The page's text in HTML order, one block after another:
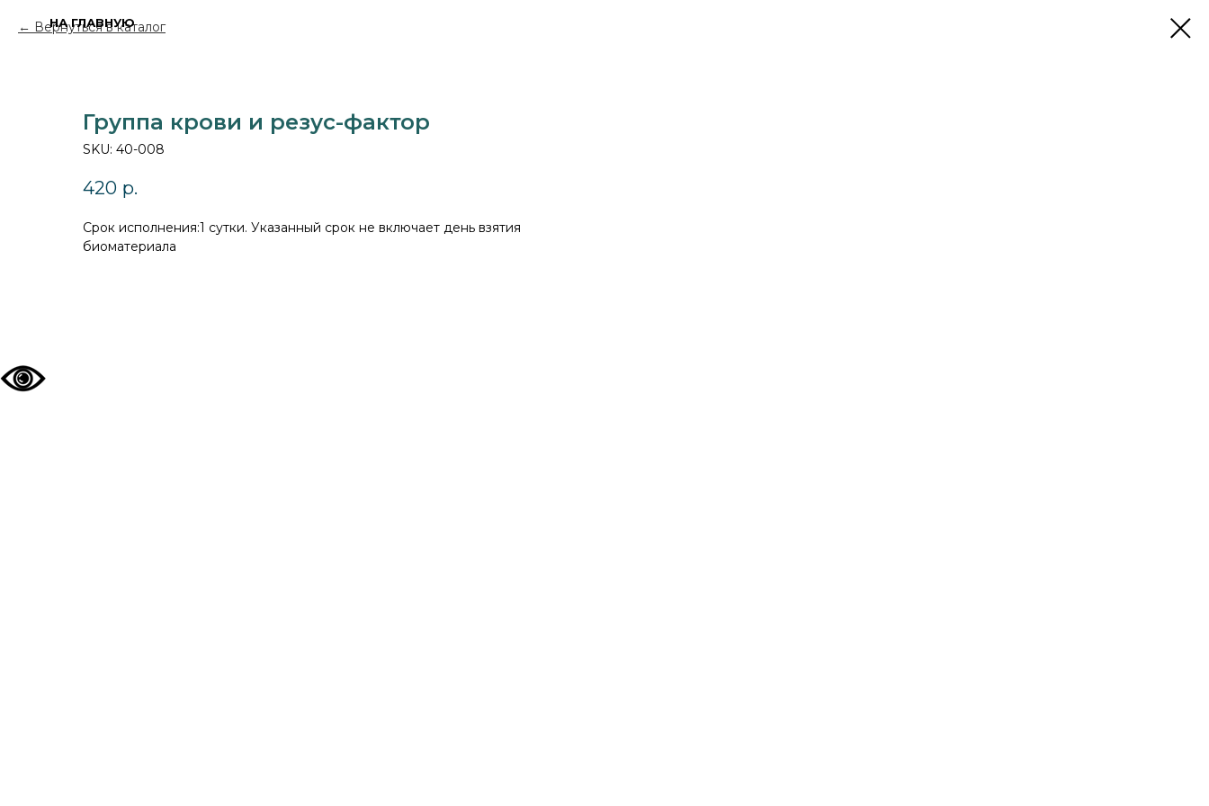
Вернуться в каталог
Группа крови и резус-фактор
SKU: 40-008
420 р.
Cрок исполнения:1 сутки. Указанный срок не включает день взятия
биоматериала
НА ГЛАВНУЮ